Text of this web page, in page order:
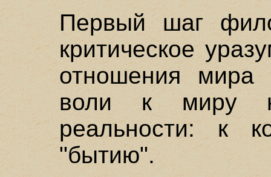
Первый шаг
критическое
отношения мира
воли к миру
реальности: к
"бытию".